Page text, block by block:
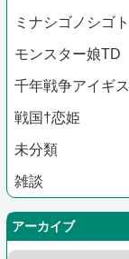
ミナシゴノシゴト
モンスター娘TD
千年戦争アイギス
戦国†恋姫
未分類
雑談
アーカイブ